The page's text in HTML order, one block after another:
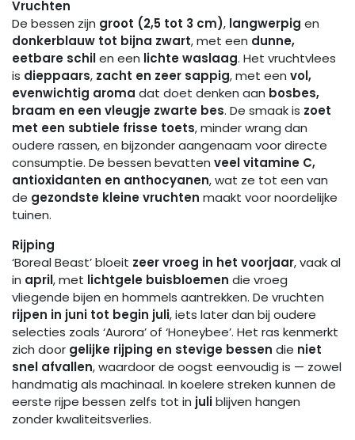
Vruchten
De bessen zijn groot (2,5 tot 3 cm), langwerpig en
donkerblauw tot bijna zwart, met een dunne,
eetbare schilen een lichte waslaag. Het vruchtvlees
is dieppaars, zacht en zeer sappig, met een vol,
evenwichtig aroma dat doet denken aan bosbes,
braam en een vleugje zwarte bes. De smaak is zoet
met een subtiele frisse toets, minder wrang dan
oudere rassen, en bijzonder aangenaam voor directe
consumptie. De bessen bevatten veel vitamine C,
antioxidanten en anthocyanen, wat ze tot een van
de gezondste kleine vruchten maakt voor noordelijke
tuinen.
Rijping
‘Boreal Beast’ bloeit zeer vroeg in het voorjaar, vaak al
in april, met lichtgele buisbloemen die vroeg
vliegende bijen en hommels aantrekken. De vruchten
rijpen in juni tot begin juli, iets later dan bij oudere
selecties zoals ‘Aurora’ of ‘Honeybee’. Het ras kenmerkt
zich door gelijke rijping en stevige bessen die niet
snel afvallen, waardoor de oogst eenvoudig is — zowel
handmatig als machinaal. In koelere streken kunnen de
eerste rijpe bessen zelfs tot in juliblijven hangen
zonder kwaliteitsverlies.